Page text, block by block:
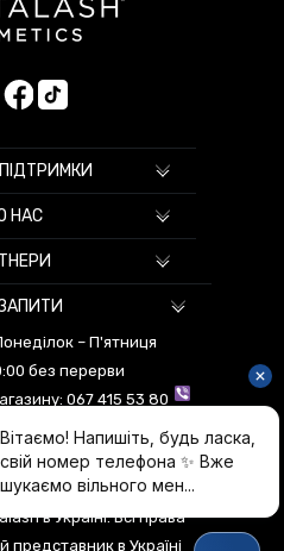
НАС
– П'ятниця
без перерви
067 415 53 80
© 2026 Офіційний
в Україні. Всі права
представник в Україні